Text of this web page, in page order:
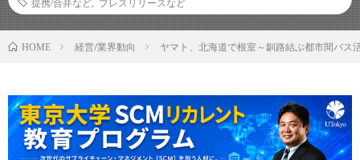
提携/合弁など
プレスリリースなど
HOME 経営/業界動向 ヤマト、北海道で根室～釧路結ぶ都市間バス